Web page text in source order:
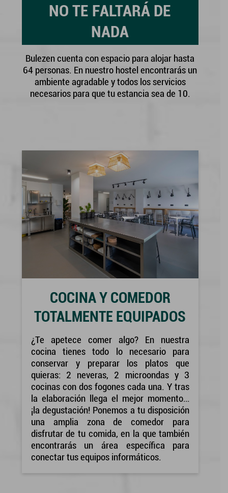
NO TE FALTARÁ DE
NADA
Bulezen cuenta con espacio para alojar hasta
64 personas. En nuestro hostel encontrarás un
ambiente agradable y todos los servicios
necesarios para que tu estancia sea de 10.
COCINA Y COMEDOR
TOTALMENTE EQUIPADOS
¿Te apetece comer algo? En nuestra
cocina tienes todo lo necesario para
conservar y preparar los platos que
quieras: 2 neveras, 2 microondas y 3
cocinas con dos fogones cada una. Y tras
la elaboración llega el mejor momento…
¡la degustación! Ponemos a tu disposición
una amplia zona de comedor para
disfrutar de tu comida, en la que también
encontrarás un área específica para
conectar tus equipos informáticos.